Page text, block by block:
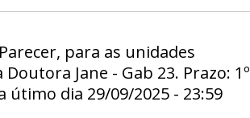
para as unidades
Jane - Gab 23. Prazo: 1º
útimo dia 29/09/2025 - 23:59